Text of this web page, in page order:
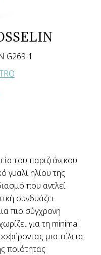
G269-1
του παριζιάνικου
γυαλί ηλίου της
που αντλεί
συνδυάζει
πιο σύγχρονη
για τη minimal
μια τέλεια
ποιότητας